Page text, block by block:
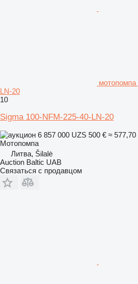
LN-20
10
Sigma 100-NFM-225-40-LN-20
6 857 000 UZS 500 € ≈ 577,70
Мотопомпа
Литва, Šilalė
Auction Baltic UAB
Связаться с продавцом